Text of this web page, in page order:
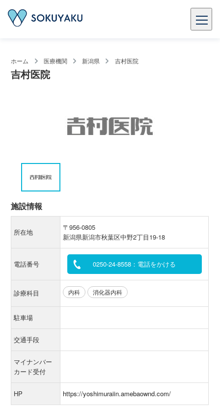
ホーム 医療機関 新潟県 吉村医院
吉村医院
施設情報
所在地
〒956-0805
新潟県新潟市秋葉区中野2丁目19-18
電話番号 0250-24-8558：電話をかける
診療科目 内科 消化器内科
駐車場
交通手段
マイナンバー
カード受付
HP https://yoshimuraiin.amebaownd.com/